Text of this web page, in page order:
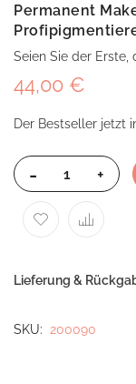
Permanent
Seien Sie der
44,00 €
Der Bestseller jetzt
- +
Lieferung &
SKU 200090